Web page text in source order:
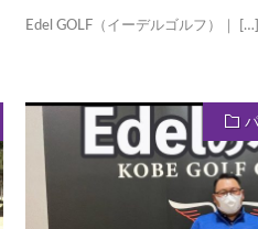
Edel GOLF（イーデルゴルフ）｜ […]